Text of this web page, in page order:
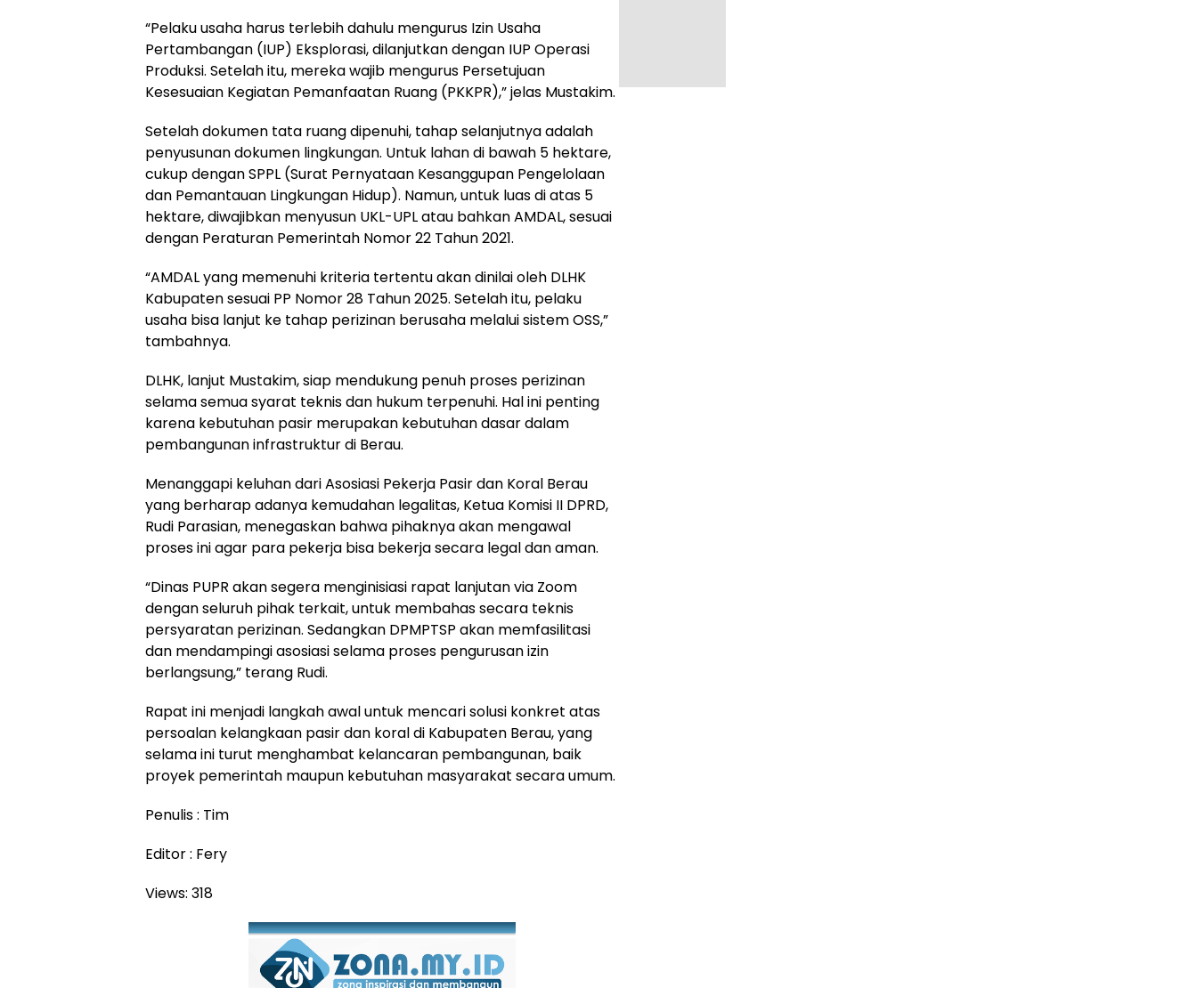
“Pelaku usaha harus terlebih dahulu mengurus Izin Usaha
Pertambangan (IUP) Eksplorasi, dilanjutkan dengan IUP Operasi
Produksi. Setelah itu, mereka wajib mengurus Persetujuan
Kesesuaian Kegiatan Pemanfaatan Ruang (PKKPR),” jelas Mustakim.
Setelah dokumen tata ruang dipenuhi, tahap selanjutnya adalah
penyusunan dokumen lingkungan. Untuk lahan di bawah 5 hektare,
cukup dengan SPPL (Surat Pernyataan Kesanggupan Pengelolaan
dan Pemantauan Lingkungan Hidup). Namun, untuk luas di atas 5
hektare, diwajibkan menyusun UKL-UPL atau bahkan AMDAL, sesuai
dengan Peraturan Pemerintah Nomor 22 Tahun 2021.
“AMDAL yang memenuhi kriteria tertentu akan dinilai oleh DLHK
Kabupaten sesuai PP Nomor 28 Tahun 2025. Setelah itu, pelaku
usaha bisa lanjut ke tahap perizinan berusaha melalui sistem OSS,”
tambahnya.
DLHK, lanjut Mustakim, siap mendukung penuh proses perizinan
selama semua syarat teknis dan hukum terpenuhi. Hal ini penting
karena kebutuhan pasir merupakan kebutuhan dasar dalam
pembangunan infrastruktur di Berau.
Menanggapi keluhan dari Asosiasi Pekerja Pasir dan Koral Berau
yang berharap adanya kemudahan legalitas, Ketua Komisi II DPRD,
Rudi Parasian, menegaskan bahwa pihaknya akan mengawal
proses ini agar para pekerja bisa bekerja secara legal dan aman.
“Dinas PUPR akan segera menginisiasi rapat lanjutan via Zoom
dengan seluruh pihak terkait, untuk membahas secara teknis
persyaratan perizinan. Sedangkan DPMPTSP akan memfasilitasi
dan mendampingi asosiasi selama proses pengurusan izin
berlangsung,” terang Rudi.
Rapat ini menjadi langkah awal untuk mencari solusi konkret atas
persoalan kelangkaan pasir dan koral di Kabupaten Berau, yang
selama ini turut menghambat kelancaran pembangunan, baik
proyek pemerintah maupun kebutuhan masyarakat secara umum.
Penulis : Tim
Editor : Fery
Views: 318